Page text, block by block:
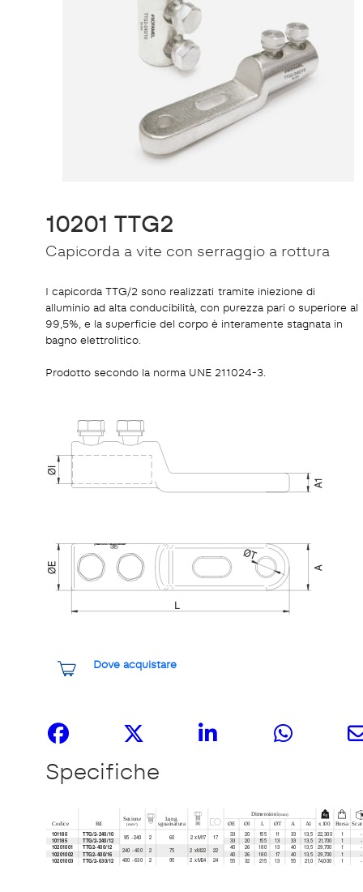
10201 TTG2
Capicorda a vite con serraggio a rottura
I capicorda TTG/2 sono realizzati tramite iniezione di
alluminio ad alta conducibilità, con purezza pari o superiore al
99,5%, e la superficie del corpo è interamente stagnata in
bagno elettrolitico.
Prodotto secondo la norma UNE 211024-3.
Dove acquistare
Specifiche